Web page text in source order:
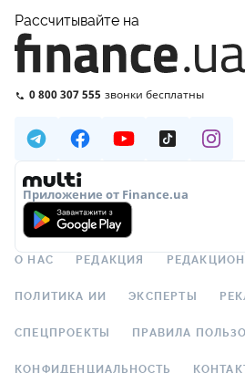
Рассчитывайте на
0 800 307 555 звонки бесплатны
Приложение от Finance.ua
О НАС РЕДАКЦИЯ
ПОЛИТИКА ИИ ЭКСПЕРТЫ
СПЕЦПРОЕКТЫ ПРАВИЛА
КОНФИДЕНЦИАЛЬНОСТЬ